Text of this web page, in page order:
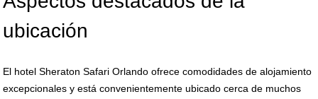
ubicación
El hotel Sheraton Safari Orlando ofrece comodidades de alojamiento
excepcionales y está convenientemente ubicado cerca de muchos